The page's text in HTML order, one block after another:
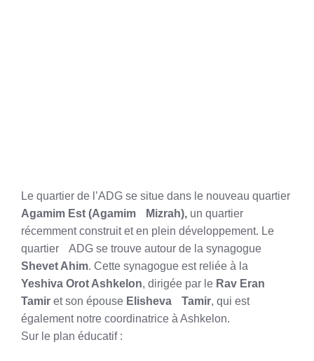
Le quartier de l’ADG se situe dans le nouveau quartier
Agamim Est (Agamim Mizrah), un quartier
récemment construit et en plein développement. Le
quartier ADG se trouve autour de la synagogue
Shevet Ahim. Cette synagogue est reliée à la
Yeshiva Orot Ashkelon, dirigée par le Rav Eran
Tamir et son épouse Elisheva Tamir, qui est
également notre coordinatrice à Ashkelon.
Sur le plan éducatif :